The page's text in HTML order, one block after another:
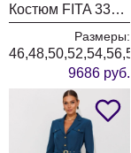
Костюм FITA 3362 сине-бежевый
Размеры:
9686 руб.